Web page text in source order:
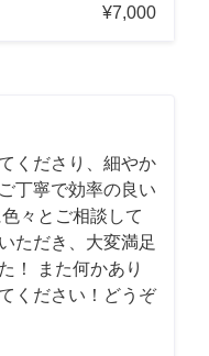
¥7,000
くださり、細やか
丁寧で効率の良い
々とご相談して
ただき、大変満足
！ また何かあり
ください！どうぞ